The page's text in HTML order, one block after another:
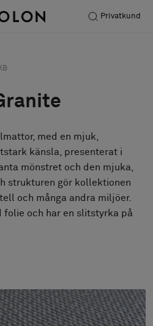
Privatkund
med en mjuk,
känsla, presenterat i
mönstret och den mjuka,
strukturen gör kollektionen
och många andra miljöer.
folie och har en slitstyrka på